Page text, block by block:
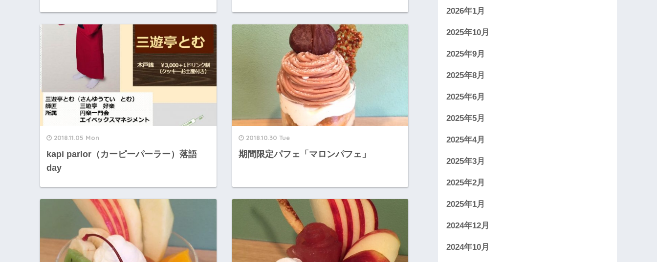
2018.11.05 Mon
kapi parlor（カーピーパーラー）落語
day
2018.10.30 Tue
期間限定パフェ「マロンパフェ」
2026年1月
2025年10月
2025年9月
2025年8月
2025年6月
2025年5月
2025年4月
2025年3月
2025年2月
2025年1月
2024年12月
2024年10月